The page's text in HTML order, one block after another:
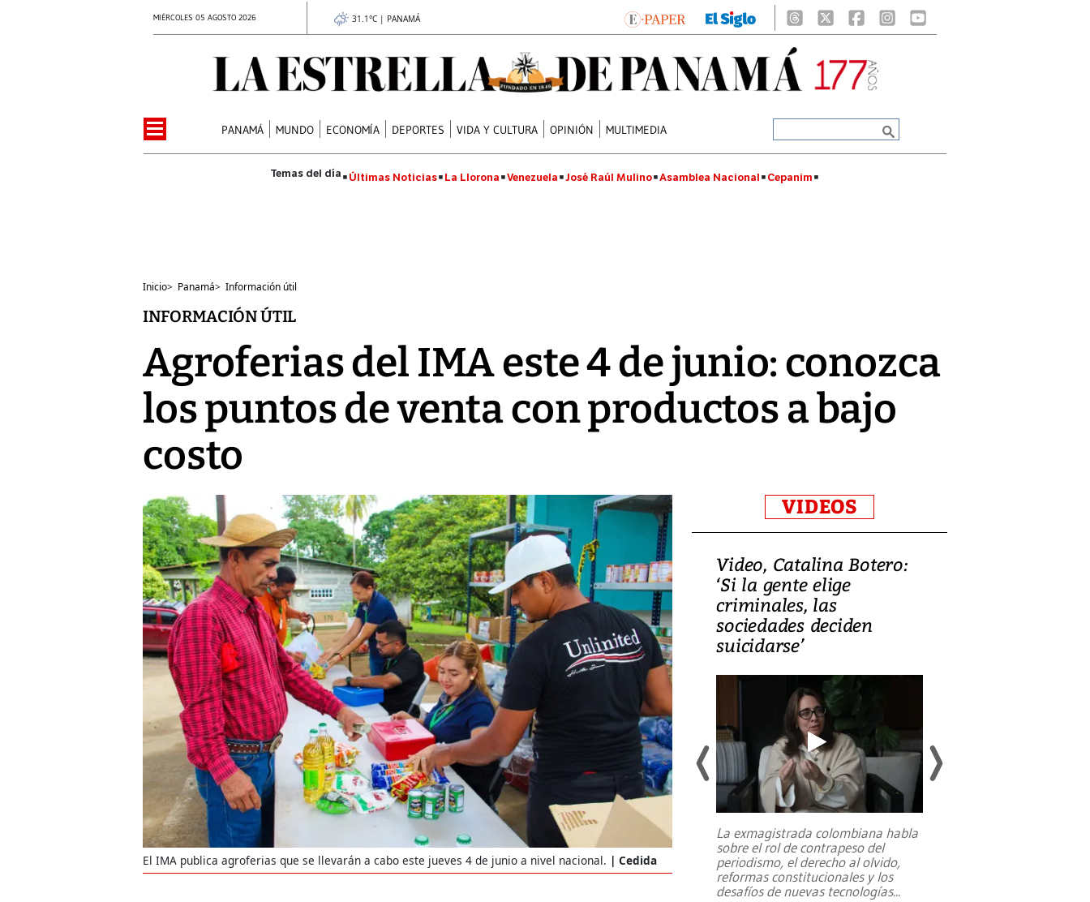
MIÉRCOLES 05 AGOSTO 2026 31.1°C | PANAMÁ
PANAMÁ MUNDO ECONOMÍA DEPORTES VIDA Y CULTURA OPINIÓN MULTIMEDIA
Últimas Noticias La Llorona Venezuela José Raúl Mulino Asamblea Nacional Cepanim
Inicio> Panamá> Información útil
INFORMACIÓN ÚTIL
Agroferias del IMA este 4 de junio: conozca
los puntos de venta con productos a bajo
costo
El IMA publica agroferias que se llevarán a cabo este jueves 4 de junio a nivel nacional. Cedida
VIDEOS
Video, Japón: Terremoto
deja heridos y graves
daños en Kumamoto
Un fuerte terremoto de magnitud
7,1 se registró este martes 28 de
julio en la prefectura de Kumamoto,
al sur de Japón, provocando una
emergencia de gran...
Video, Catalina Botero:
‘Si la gente elige
criminales, las
sociedades deciden
suicidarse’
La exmagistrada colombiana habla
sobre el rol de contrapeso del
periodismo, el derecho al olvido,
reformas constitucionales y los
desafíos de nuevas tecnologías...